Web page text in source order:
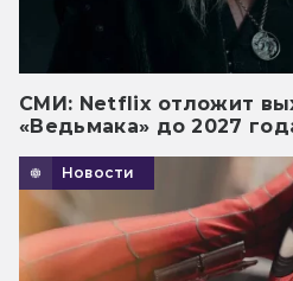
СМИ: Netflix отложит
«Ведьмака» до 2027
Новости